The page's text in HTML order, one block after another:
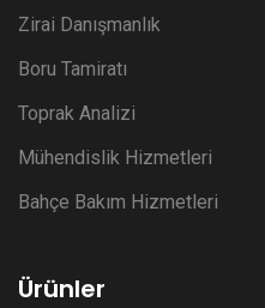
Zirai Danışmanlık
Boru Tamiratı
Toprak Analizi
Mühendislik Hizmetleri
Bahçe Bakım Hizmetleri
Ürünler